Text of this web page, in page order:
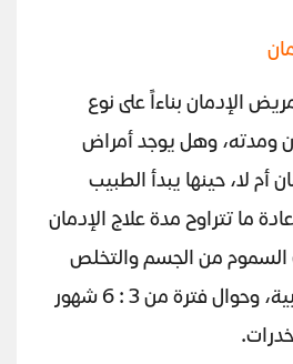
الإدمان بناءاً على نوع
ومدته، وهل يوجد أمراض
أم لا، حينها يبدأ الطبيب
ما تتراوح مدة علاج الإدمان
لسحب السموم من الجسم والتخلص
مت الأعراض الإنسحابية، وحوال فترة من 3 : 6 شهور